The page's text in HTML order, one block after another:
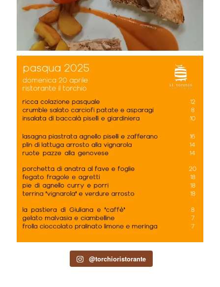
@torchioristorante